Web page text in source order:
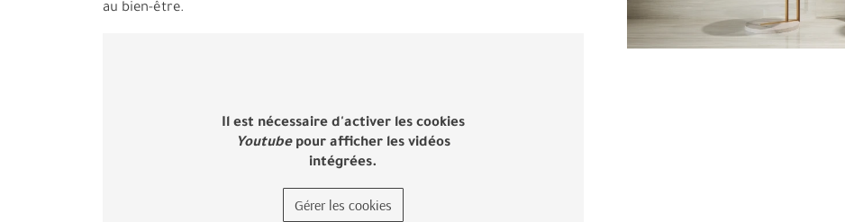
au bien-être.
Il est nécessaire d'activer les cookies
Youtubepour afficher les vidéos
intégrées.
Gérer les cookies